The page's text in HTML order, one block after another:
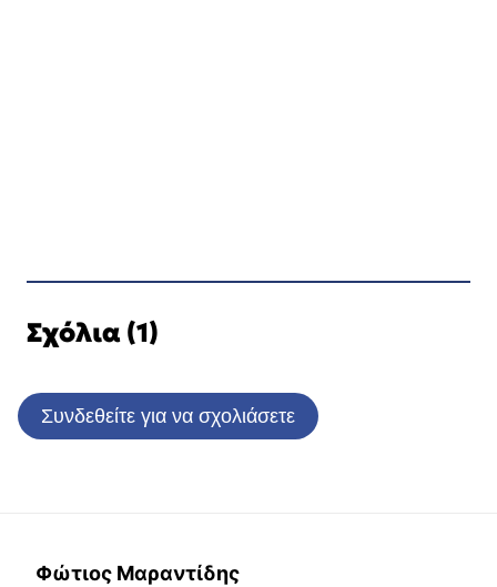
Σχόλια (1)
Συνδεθείτε για να σχολιάσετε
Φώτιος Μαραντίδης